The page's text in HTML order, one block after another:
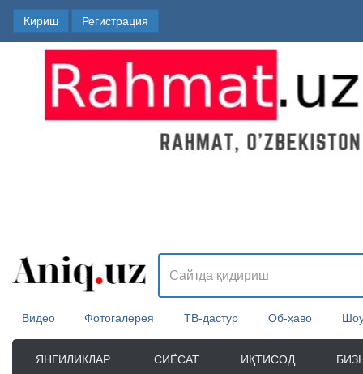
Кириш Регистрация
Видео Фотогалерея ТВ-дастур Об-ҳаво
ЯНГИЛИКЛАР СИЁСАТ ИҚТИСОД